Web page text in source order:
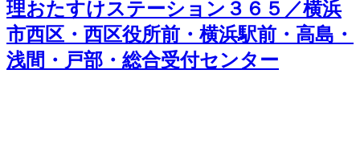
理おたすけステーション３６５／横浜
市西区・西区役所前・横浜駅前・高島・
浅間・戸部・総合受付センター